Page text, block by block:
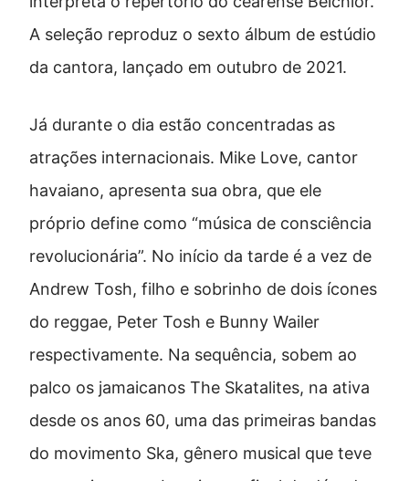
A seleção reproduz o sexto álbum de estúdio
da cantora, lançado em outubro de 2021.
Já durante o dia estão concentradas as
atrações internacionais. Mike Love, cantor
havaiano, apresenta sua obra, que ele
próprio define como “música de consciência
revolucionária”. No início da tarde é a vez de
Andrew Tosh, filho e sobrinho de dois ícones
do reggae, Peter Tosh e Bunny Wailer
respectivamente. Na sequência, sobem ao
palco os jamaicanos The Skatalites, na ativa
desde os anos 60, uma das primeiras bandas
do movimento Ska, gênero musical que teve